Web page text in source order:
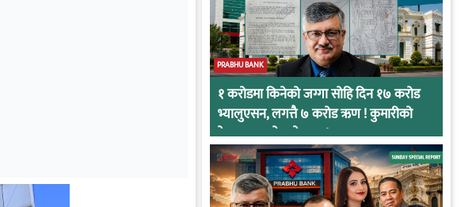
PRABHU BANK
१ करोडमा किनेको जग्गा सोहि दिन १७ करोड
भ्यालुएसन, लगत्तै ७ करोड ऋण ! कुमारीको
केसमा प्रभुको कनेक्सन !